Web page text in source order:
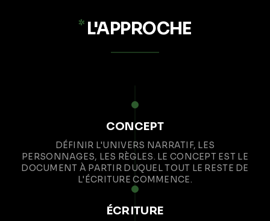
* L'APPROCHE
CONCEPT
DÉFINIR L'UNIVERS NARRATIF, LES
PERSONNAGES, LES RÈGLES. LE CONCEPT EST LE
DOCUMENT À PARTIR DUQUEL TOUT LE RESTE DE
L'ÉCRITURE COMMENCE.
ÉCRITURE